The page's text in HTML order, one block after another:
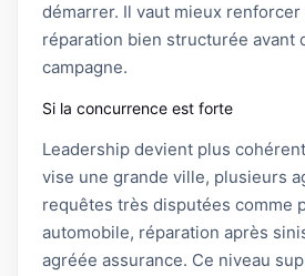
démarrer. Il vaut mieux
réparation bien structurée avant
campagne.
Si la concurrence est forte
Leadership devient plus
vise une grande ville, plusieurs
requêtes très disputées comme
automobile, réparation après
agréée assurance. Ce niveau